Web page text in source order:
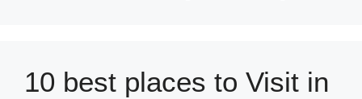
10 best places to Visit in